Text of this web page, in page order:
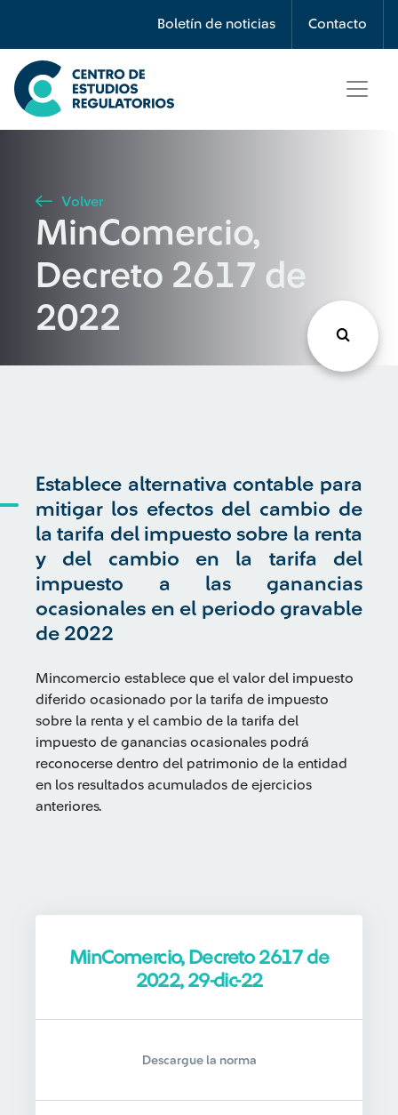
Boletín de noticias Contacto
Búsqueda
Seleccione país
Buscar
Volver
MinComercio,
Decreto 2617 de
2022
Establece alternativa contable para
mitigar los efectos del cambio de
la tarifa del impuesto sobre la renta
y del cambio en la tarifa del
impuesto a las ganancias
ocasionales en el periodo gravable
de 2022
Mincomercio establece que el valor del impuesto
diferido ocasionado por la tarifa de impuesto
sobre la renta y el cambio de la tarifa del
impuesto de ganancias ocasionales podrá
reconocerse dentro del patrimonio de la entidad
en los resultados acumulados de ejercicios
anteriores.
MinComercio, Decreto 2617 de
2022, 29-dic-22
Descargue la norma